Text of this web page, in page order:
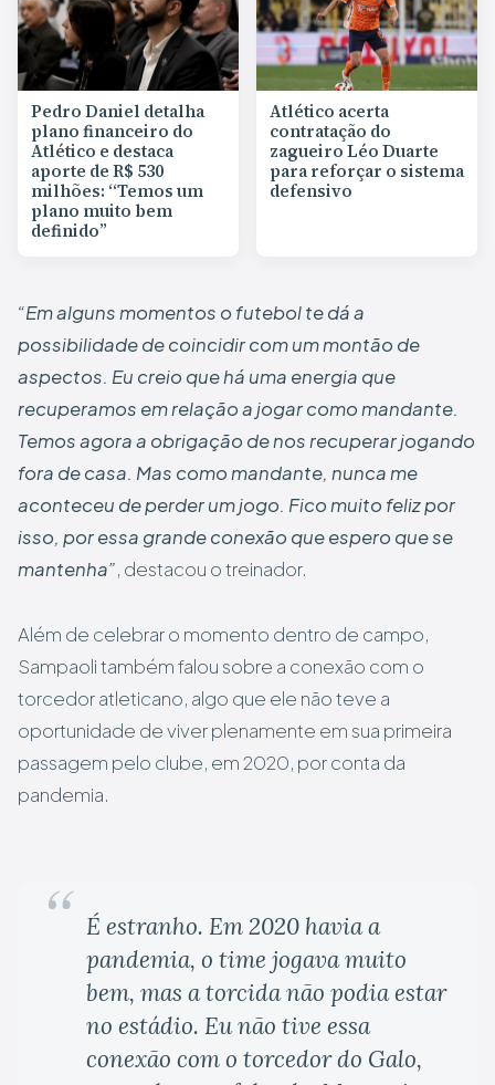
Pedro Daniel detalha
plano financeiro do
Atlético e destaca
aporte de R$ 530
milhões: “Temos um
plano muito bem
definido”
Atlético acerta
contratação do
zagueiro Léo Duarte
para reforçar o sistema
defensivo
“Em alguns momentos o futebol te dá a
possibilidade de coincidir com um montão de
aspectos. Eu creio que há uma energia que
recuperamos em relação a jogar como mandante.
Temos agora a obrigação de nos recuperar jogando
fora de casa. Mas como mandante, nunca me
aconteceu de perder um jogo. Fico muito feliz por
isso, por essa grande conexão que espero que se
mantenha”, destacou o treinador.
Além de celebrar o momento dentro de campo,
Sampaoli também falou sobre a conexão com o
torcedor atleticano, algo que ele não teve a
oportunidade de viver plenamente em sua primeira
passagem pelo clube, em 2020, por conta da
pandemia.
É estranho. Em 2020 havia a
pandemia, o time jogava muito
bem, mas a torcida não podia estar
no estádio. Eu não tive essa
conexão com o torcedor do Galo,